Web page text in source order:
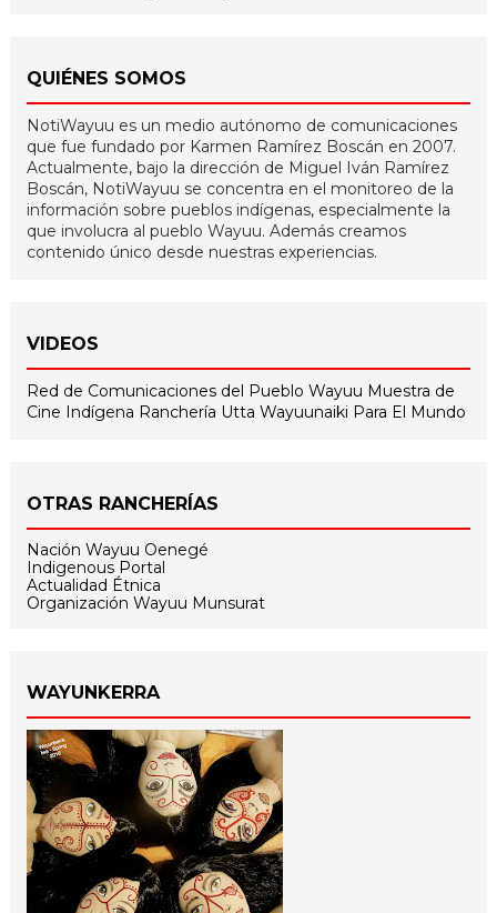
QUIÉNES SOMOS
NotiWayuu es un medio autónomo de comunicaciones
que fue fundado por Karmen Ramírez Boscán en 2007.
Actualmente, bajo la dirección de Miguel Iván Ramírez
Boscán, NotiWayuu se concentra en el monitoreo de la
información sobre pueblos indígenas, especialmente la
que involucra al pueblo Wayuu. Además creamos
contenido único desde nuestras experiencias.
VIDEOS
Red de Comunicaciones del Pueblo Wayuu Muestra de
Cine Indígena Ranchería Utta Wayuunaiki Para El Mundo
OTRAS RANCHERÍAS
Nación Wayuu Oenegé
Indigenous Portal
Actualidad Étnica
Organización Wayuu Munsurat
WAYUNKERRA